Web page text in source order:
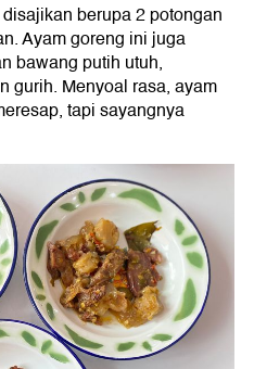
berupa 2 potongan
Ayam goreng ini juga
bawang putih utuh,
gurih. Menyoal rasa, ayam
tapi sayangnya